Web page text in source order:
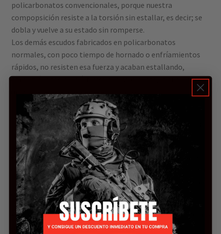
policarbonatos convencionales, porque nuestra
compopsición resiste a la torsión sin estallar, es decir; se
dobla y vuelve a su estado sin romperse.
Los demás escudos fabricados en policarbonatos
normales, con poco tiempo de hornado o enfríamientos
rápidos, no resisten esa fuerza y acaban estallando,
convirtiéndose en múltiples armas blancas, lo cual implica
un grave peligro para el agente anti-disturbios.
Nuestros escudos fácilmente alcanzan niveles de
resistencia de 150J de energía kinética al impacto e incluso
más de 20J de energía kinética del punzón.
• Fabricado en policarbonatos de última generación que
ofrecen mayor resistencia a agentes químicos, a la presión
y que carece de distorsión visual cuando se mira a través de
él.
• Sujeción ergonómica mediante 2 mangos de aluminio
aeroespacial.